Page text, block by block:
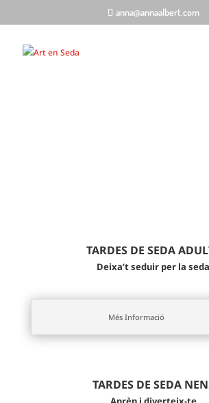
anna@annaalbert.com
TARDES DE SEDA
Deixa’t seduir per la seda
Més Informació
TARDES DE SEDA